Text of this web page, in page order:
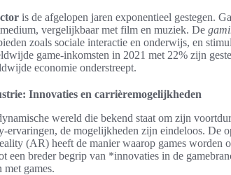
is de afgelopen jaren exponentieel gestegen.
vergelijkbaar met film en muziek. De
zoals sociale interactie en onderwijs, en
game-inkomsten in 2021 met 22% zijn
economie onderstreept.
Innovaties en carrièremogelijkheden
wereld die bekend staat om zijn
ervaringen, de mogelijkheden zijn eindeloos. De
(AR) heeft de manier waarop games worden
een breder begrip van *innovaties in de
met games.